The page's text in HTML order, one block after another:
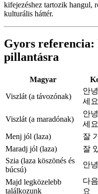
kifejezéshez tartozik hangul,
kulturális háttér.
Gyors referencia:
pillantásra
Magyar
Viszlát (a távozónak)
안
세요
Viszlát (a maradónak)
안
세요
Menj jól (laza) 잘
Maradj jól (laza)
잘
Szia (laza köszönés és
búcsú)
안녕
Majd legközelebb
találkozunk
다
요